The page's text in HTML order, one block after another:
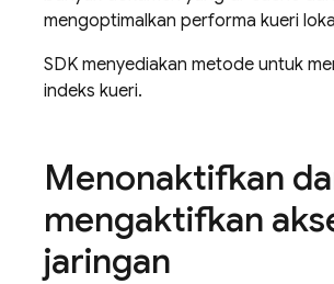
mengoptimalkan performa kueri
SDK menyediakan metode untuk
indeks kueri.
Menonaktifkan
mengaktifkan
jaringan